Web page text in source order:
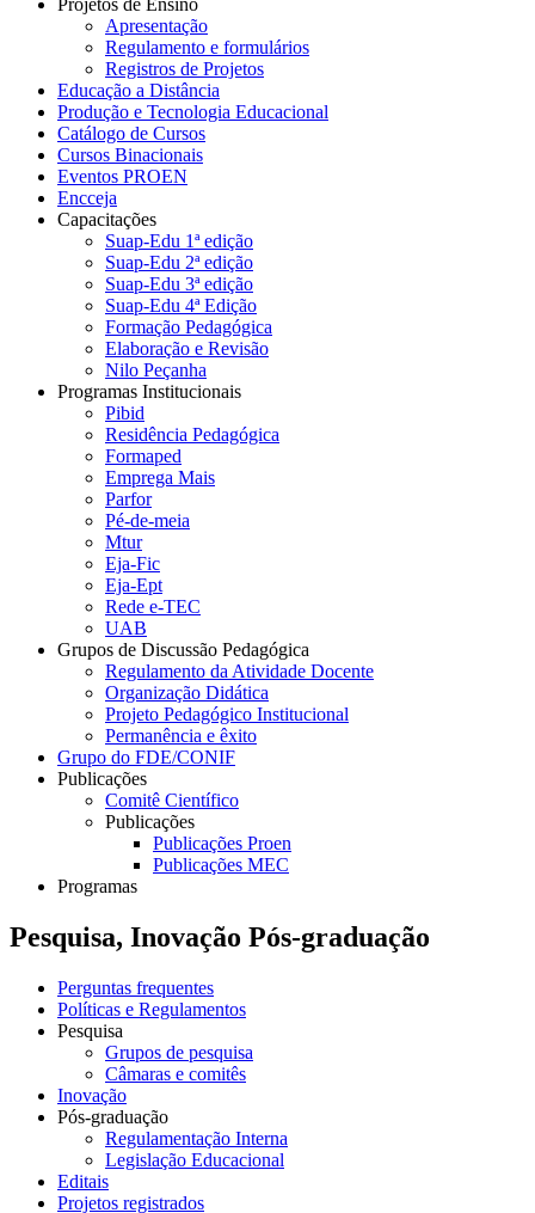
Projetos de Ensino
Apresentação
Regulamento e formulários
Registros de Projetos
Educação a Distância
Produção e Tecnologia Educacional
Catálogo de Cursos
Cursos Binacionais
Eventos PROEN
Encceja
Capacitações
Suap-Edu 1ª edição
Suap-Edu 2ª edição
Suap-Edu 3ª edição
Suap-Edu 4ª Edição
Formação Pedagógica
Elaboração e Revisão
Nilo Peçanha
Programas Institucionais
Pibid
Residência Pedagógica
Formaped
Emprega Mais
Parfor
Pé-de-meia
Mtur
Eja-Fic
Eja-Ept
Rede e-TEC
UAB
Grupos de Discussão Pedagógica
Regulamento da Atividade Docente
Organização Didática
Projeto Pedagógico Institucional
Permanência e êxito
Grupo do FDE/CONIF
Publicações
Comitê Científico
Publicações
Publicações Proen
Publicações MEC
Programas
Pesquisa, Inovação Pós-graduação
Perguntas frequentes
Políticas e Regulamentos
Pesquisa
Grupos de pesquisa
Câmaras e comitês
Inovação
Pós-graduação
Regulamentação Interna
Legislação Educacional
Editais
Projetos registrados